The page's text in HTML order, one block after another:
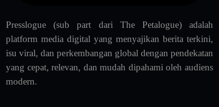
Presslogue (sub part dari The Petalogue) adalah
platform media digital yang menyajikan berita terkini,
isu viral, dan perkembangan global dengan pendekatan
yang cepat, relevan, dan mudah dipahami oleh audiens
modern.